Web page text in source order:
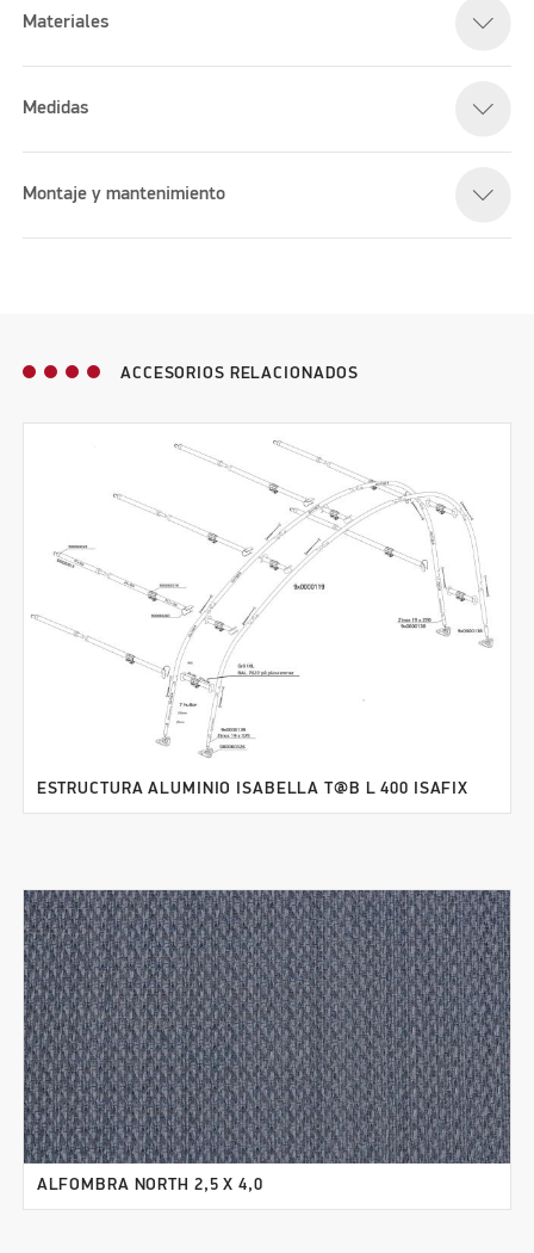
Materiales
Medidas
Montaje y mantenimiento
ACCESORIOS RELACIONADOS
ESTRUCTURA ALUMINIO ISABELLA T@B L 400 ISAFIX
ALFOMBRA NORTH 2,5 X 4,0